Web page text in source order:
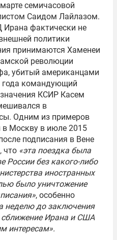
семичасовой
Саидом Лайлазом.
фактически не
политики
принимаются Хаменеи
революции
убитый американцами
года командующий
КСИР Касем
в
Одним из примеров
в Москву в июле 2015
подписания в Вене
что «эта поездка была
России без какого-либо
иностранных
было уничтожение
, особенно
неделю до заключения
сближение Ирана и США
интересам».